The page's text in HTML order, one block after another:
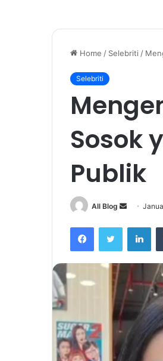
Home / Selebriti /
Selebriti
Sosok
Publik
All Blog
Send
email
FacebookTwitter